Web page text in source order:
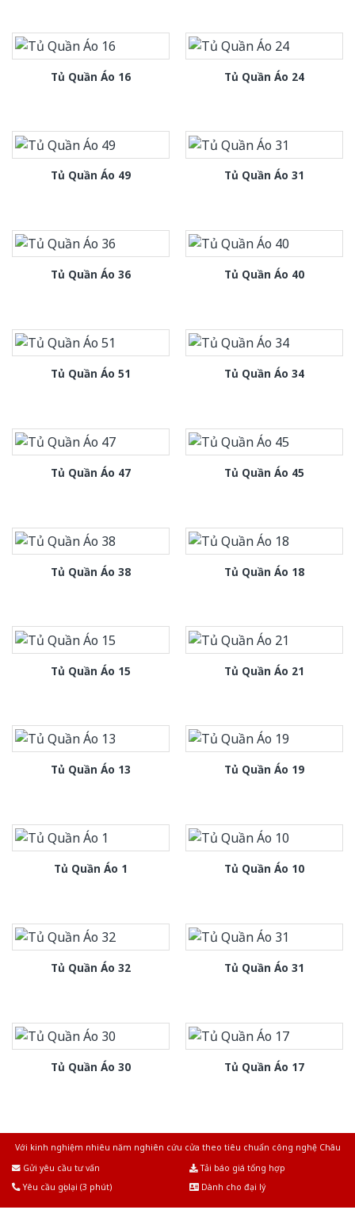
Tủ Quần Áo 16 Tủ Quần Áo 24
Tủ Quần Áo 49 Tủ Quần Áo 31
Tủ Quần Áo 36 Tủ Quần Áo 40
Tủ Quần Áo 51 Tủ Quần Áo 34
Tủ Quần Áo 47 Tủ Quần Áo 45
Tủ Quần Áo 38 Tủ Quần Áo 18
Tủ Quần Áo 15 Tủ Quần Áo 21
Tủ Quần Áo 13 Tủ Quần Áo 19
Tủ Quần Áo 1 Tủ Quần Áo 10
Tủ Quần Áo 32 Tủ Quần Áo 31
Tủ Quần Áo 30 Tủ Quần Áo 17
Với kinh nghiệm nhiêu năm nghiên cứu cửa theo tiêu chuẩn công nghệ Châu
Gửi yêu cầu tư vấn
Tải báo giá tổng hợp
Yêu cầu gọi lại (3 phút)
Dành cho đại lý